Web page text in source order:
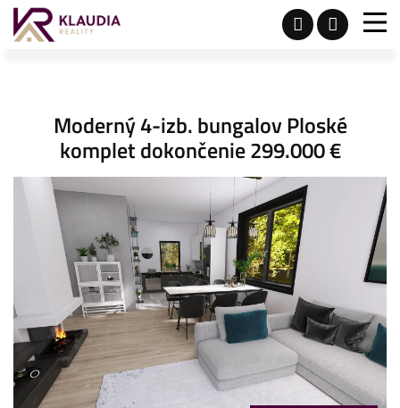
Moderný 4-izb. bungalov Ploské
komplet dokončenie 299.000 €